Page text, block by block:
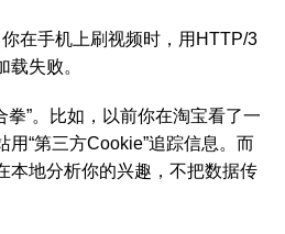
在手机上刷视频时，用HTTP/3
失败。
”。比如，以前你在淘宝看了一
“第三方Cookie”追踪信息。而
本地分析你的兴趣，不把数据传